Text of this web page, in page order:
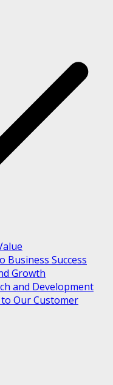
Business Success
Growth
and Development
Our Customer